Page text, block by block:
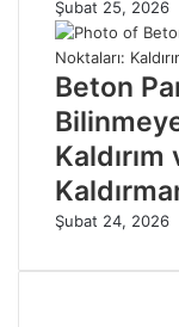
Şubat 25, 2026
Beton
Şubat 24, 2026